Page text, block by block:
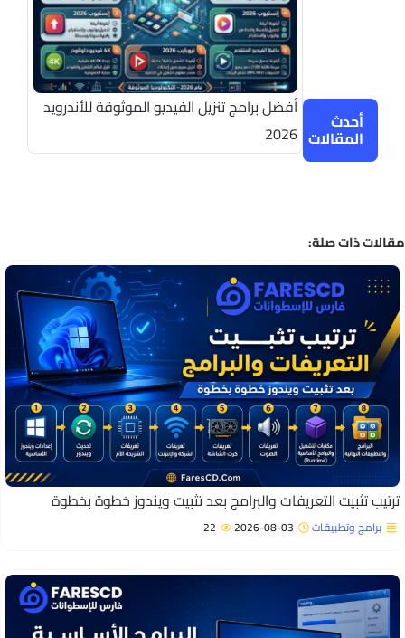
أحدث
المقالات
أفضل برامج تنزيل الفيديو الموثوقة للأندرويد
2026
ذات صلة:
تثبيت التعريفات والبرامج بعد تثبيت ويندوز خطوة بخطوة
برامج وتطبيقات 2026-08-03
22